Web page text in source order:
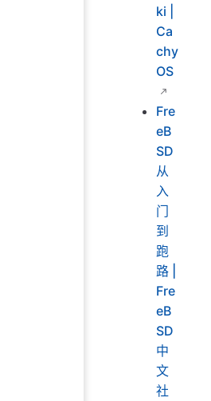
ki |
Ca
chy
OS
Fre
eB
SD
从
入
门
到
跑
路 |
Fre
eB
SD
中
文
社